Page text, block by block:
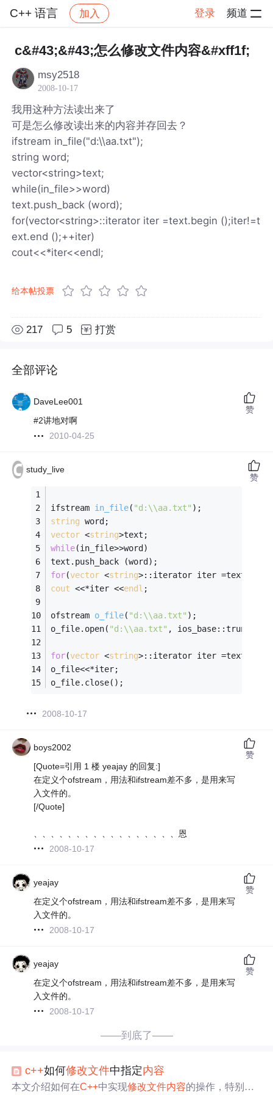
C++ 语言 加入 登录 频道
社区 C++ 语言 帖子详情
c&#43;&#43;怎么修改文件内容&#xff1f;
msy2518
2008-10-17
我用这种方法读出来了
可是怎么修改读出来的内容并存回去？
ifstream in_file("d:\\aa.txt");
string word;
vector<string>text;
while(in_file>>word)
text.push_back (word);
for(vector<string>::iterator iter =text.begin ();iter!=t
ext.end ();++iter)
cout<<*iter<<endl;
给本帖投票
217 5 打赏
全部评论
DaveLee001
#2讲地对啊
2010-04-25
赞
study_live
ifstream in_file( "d:\\aa.txt" ) ;
string word;
vector <string>text;
while(in_file>>word)
text.push_back (word);
for(vector <string>::iterator iter
cout <<*iter <<endl ;
ofstream o_file( "d:\\aa.txt" ) ;
o_file.open( "d:\\aa.txt" , ios_base::trunc |
for(vector <string>::iterator iter
o_file<<*iter;
o_file.close();
2008-10-17
赞
boys2002
[Quote=引用 1 楼 yeajay 的回复:]
在定义个ofstream，用法和ifstream差不多，是用来写
入文件的。
[/Quote]
、、、、、、、、、、、、、、、、、恩
2008-10-17
赞
yeajay
在定义个ofstream，用法和ifstream差不多，是用来写
入文件的。
2008-10-17
赞
yeajay
在定义个ofstream，用法和ifstream差不多，是用来写
入文件的。
2008-10-17
赞
——到底了——
c++如何修改文件中指定内容
本文介绍如何在C++中实现修改文件内容的操作，特别是